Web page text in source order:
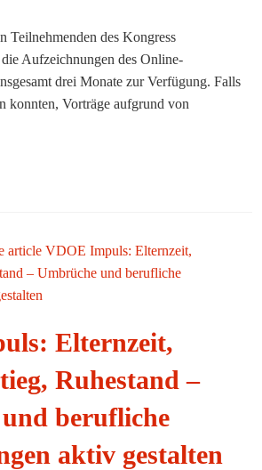
Teilnehmenden des Kongress
Aufzeichnungen des Online-
drei Monate zur Verfügung. Falls
konnten, Vorträge aufgrund von
Elternzeit,
Ruhestand –
berufliche
aktiv gestalten